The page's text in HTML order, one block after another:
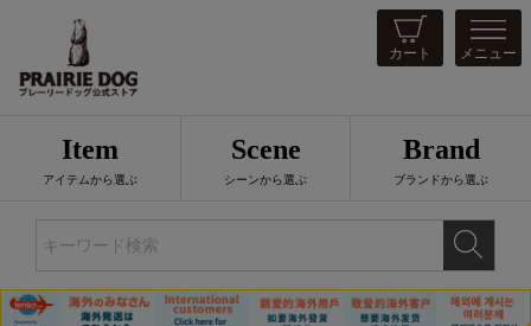
カート メニュー
Item
アイテムから選ぶ
Scene
シーンから選ぶ
Brand
ブランドから選ぶ